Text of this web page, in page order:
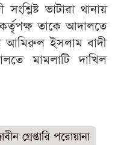
ভাটারা থানায়
তাকে আদালতে
আমিরুল ইসলাম বাদী
মামলাটি দাখিল
গ্রেপ্তারি পরোয়ানা